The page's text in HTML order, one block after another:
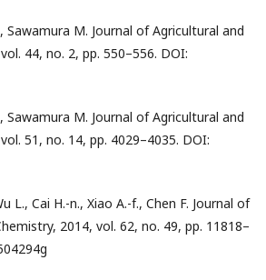
Sawamura M. Journal of Agricultural and
44, no. 2, pp. 550–556. DOI:
Sawamura M. Journal of Agricultural and
51, no. 14, pp. 4029–4035. DOI:
L., Cai H.-n., Xiao A.-f., Chen F. Journal of
2014, vol. 62, no. 49, pp. 11818–